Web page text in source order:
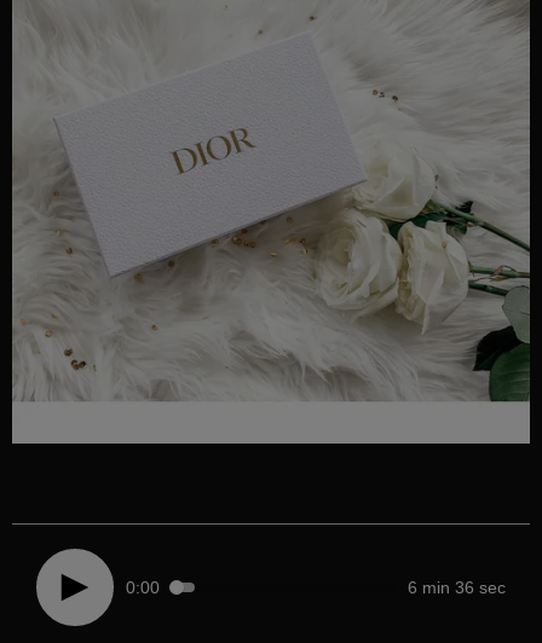
0:00 6 min 36 sec